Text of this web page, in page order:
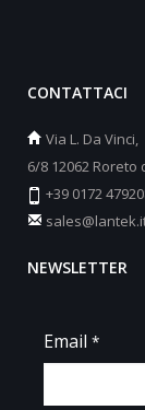
CONTATTACI
Via L. Da Vinci,
6/8 12062 Roreto
+39 0172
NEWSLETTER